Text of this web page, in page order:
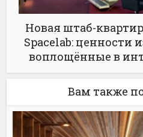
Новая штаб-
Spacelab: ценности
воплощённые в
Вам также